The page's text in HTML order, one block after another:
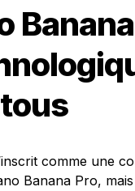
comme une
Banana Pro,